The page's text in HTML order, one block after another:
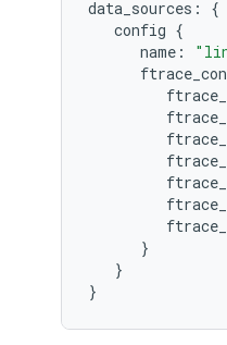
data_sources:
{
config {
name:
}
}
}